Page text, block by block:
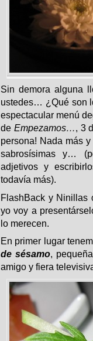
Sin demora alguna
ustedes… ¿Qué son
espectacular menú
de Empezamos…, 3
persona! Nada más
sabrosísimas y…
adjetivos y
todavía más).
FlashBack y Ninillas
yo voy a
lo merecen.
En primer lugar
de sésamo,
amigo y fiera